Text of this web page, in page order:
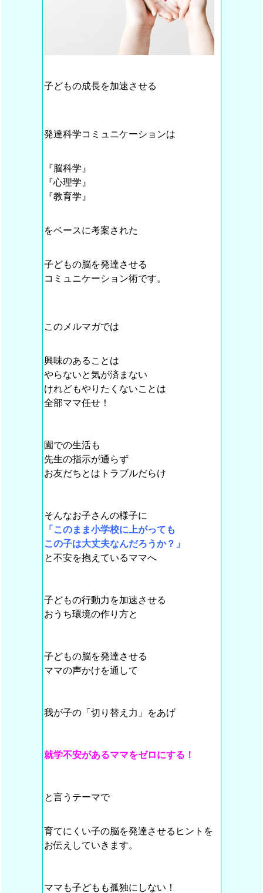
子どもの成長を加速させる
発達科学コミュニケーションは
『脳科学』
『心理学』
『教育学』
をベースに考案された
子どもの脳を発達させる
コミュニケーション術です。
このメルマガでは
興味のあることは
やらないと気が済まない
けれどもやりたくないことは
全部ママ任せ！
園での生活も
先生の指示が通らず
お友だちとはトラブルだらけ
そんなお子さんの様子に
「このまま小学校に上がっても
この子は大丈夫なんだろうか？」
と不安を抱えているママへ
子どもの行動力を加速させる
おうち環境の作り方と
子どもの脳を発達させる
ママの声かけを通して
我が子の「切り替え力」をあげ
就学不安があるママをゼロにする！
と言うテーマで
育てにくい子の脳を発達させるヒントを
お伝えしていきます。
ママも子どもも孤独にしない！